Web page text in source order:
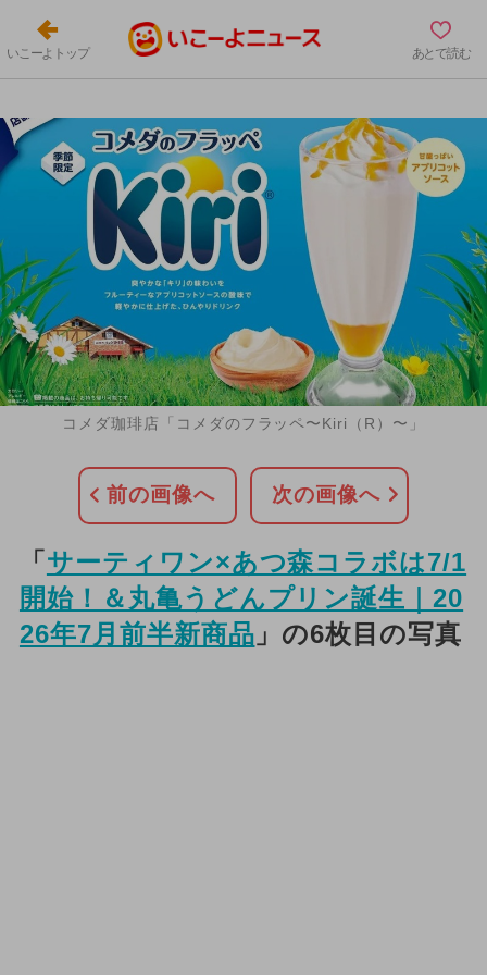
いこーよトップ あとで読む
コメダ珈琲店「コメダのフラッペ〜Kiri（R）〜」
前の画像へ 次の画像へ
「サーティワン×あつ森コラボは7/1
開始！＆丸亀うどんプリン誕生｜20
26年7月前半新商品 」の6枚目の写真